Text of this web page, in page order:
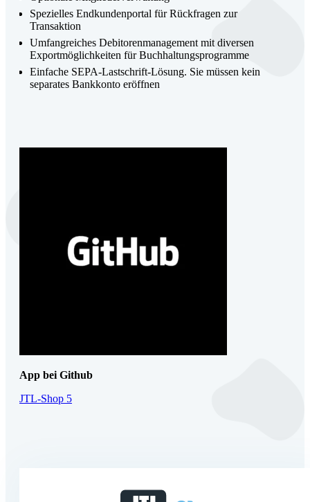
Spezielles Endkundenportal für Rückfragen zur
Transaktion
Umfangreiches Debitorenmanagement mit diversen
Exportmöglichkeiten für Buchhaltungsprogramme
Einfache SEPA-Lastschrift-Lösung. Sie müssen kein
separates Bankkonto eröffnen
App bei Github
JTL-Shop 5